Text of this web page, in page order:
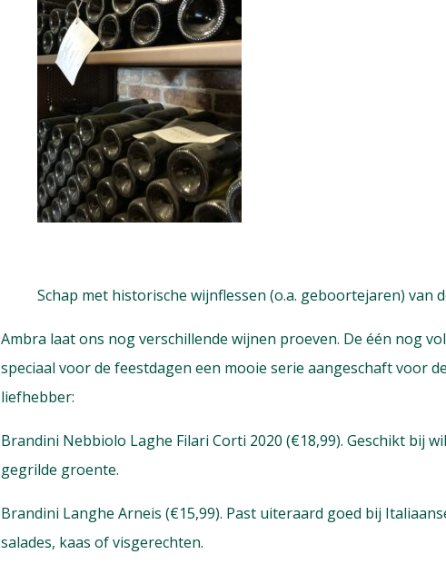
Schap met historische wijnflessen (o.a. geboortejaren) van
Ambra laat ons nog verschillende wijnen proeven. De één nog
speciaal voor de feestdagen een mooie serie aangeschaft voor
liefhebber:
Brandini Nebbiolo Laghe Filari Corti 2020 (€18,99). Geschikt bij
gegrilde groente.
Brandini Langhe Arneis (€15,99). Past uiteraard goed bij
salades, kaas of visgerechten.